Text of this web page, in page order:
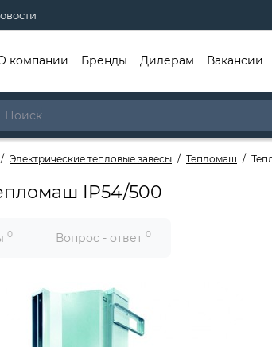
компании Бренды Дилерам Вакансии
Электрические тепловые завесы Тепломаш
IP54/500
0 Вопрос - ответ 0